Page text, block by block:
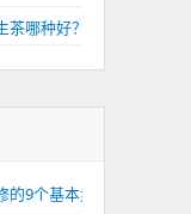
哪种好？
9个基本步骤介绍